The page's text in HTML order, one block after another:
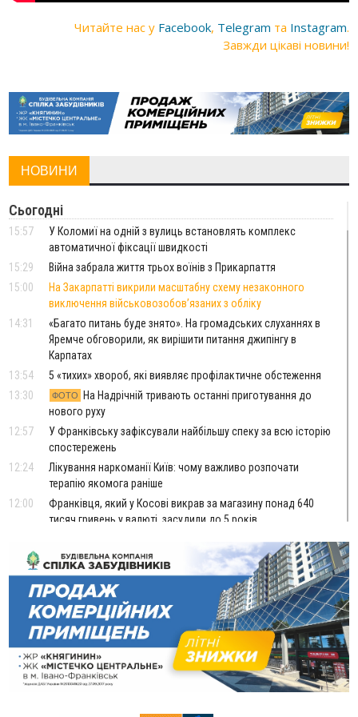
Читайте нас у Facebook, Telegram та Instagram.
Завжди цікаві новини!
НОВИНИ
Сьогодні
15:57
У Коломиї на одній з вулиць встановлять комплекс
автоматичної фіксації швидкості
15:29
Війна забрала життя трьох воїнів з Прикарпаття
15:00
На Закарпатті викрили масштабну схему незаконного
виключення військовозобов’язаних з обліку
14:31
«Багато питань буде знято». На громадських слуханнях в
Яремче обговорили, як вирішити питання джипінгу в
Карпатах
13:54
5 «тихих» хвороб, які виявляє профілактичне обстеження
13:30
ФОТО
На Надрічній тривають останні приготування до
нового руху
12:57
У Франківську зафіксували найбільшу спеку за всю історію
спостережень
12:24
Лікування наркоманії Київ: чому важливо розпочати
терапію якомога раніше
12:00
Франківця, який у Косові викрав за магазину понад 640
тисяч гривень у валюті, засудили до 5 років
Податкова передасть в Міноборони для "Оберегу" дані про
чоловіків 18–60 років
11:20
Водійка, яку на Сухомлинського побив інший керманич,
відмовилася від обвинувачення — справу закрили
10:45
У Франківську, Коломиї, Долині та Яремче 6 серпня
зафіксували рекордну спеку
10:02
Змушував надсилати інтимні фото: на Прикарпатті
затримали підозрюваного у розбещенні малолітньої
09:22
АМКУ розпочав справу проти Гвіздецької селищної ради